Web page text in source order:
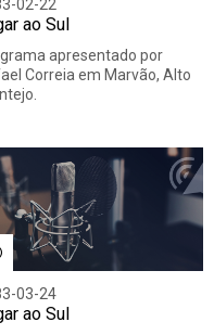
02-22
ao Sul
apresentado por
Correia em Marvão, Alto
03-24
ao Sul